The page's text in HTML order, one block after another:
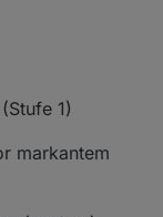
1)
markantem